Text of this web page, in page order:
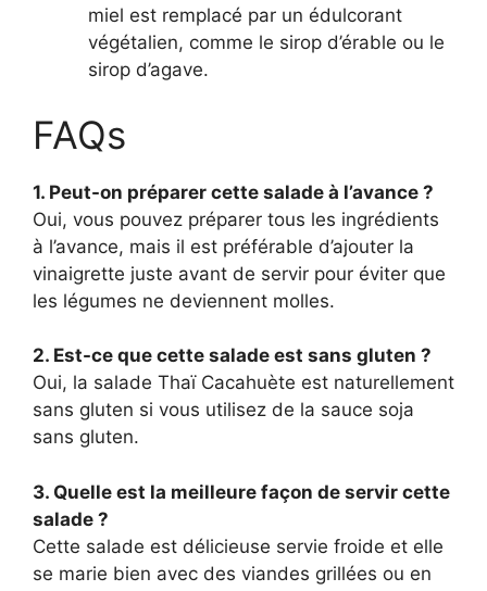
miel est remplacé par un édulcorant
végétalien, comme le sirop d’érable ou le
sirop d’agave.
FAQs
1. Peut-on préparer cette salade à l’avance ?
Oui, vous pouvez préparer tous les ingrédients
à l’avance, mais il est préférable d’ajouter la
vinaigrette juste avant de servir pour éviter que
les légumes ne deviennent molles.
2. Est-ce que cette salade est sans gluten ?
Oui, la salade Thaï Cacahuète est naturellement
sans gluten si vous utilisez de la sauce soja
sans gluten.
3. Quelle est la meilleure façon de servir cette
salade ?
Cette salade est délicieuse servie froide et elle
se marie bien avec des viandes grillées ou en